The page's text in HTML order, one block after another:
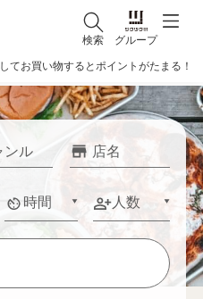
検索 グループ
してお買い物するとポイントがたまる！
時間 人数